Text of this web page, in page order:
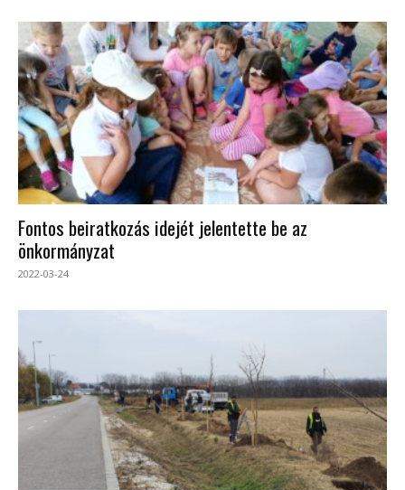
Fontos beiratkozás idejét jelentette be az
önkormányzat
2022-03-24